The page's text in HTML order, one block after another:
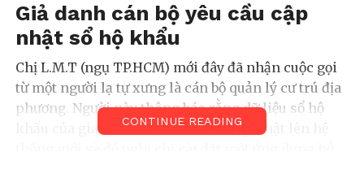
Giả danh cán bộ yêu cầu cập
nhật sổ hộ khẩu
Chị L.M.T (ngụ TP.HCM) mới đây đã nhận cuộc gọi
từ một người lạ tự xưng là cán bộ quản lý cư trú địa
phương. Người này thông báo rằng dữ liệu sổ hộ
khẩu của gia đình chị chưa được cập nhật lên hệ
CONTINUE READING